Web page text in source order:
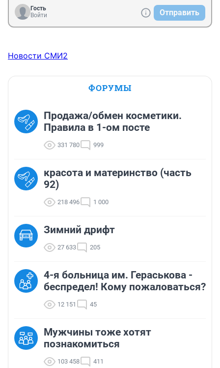
Гость
Войти
Отправить
Новости СМИ2
ФОРУМЫ
Продажа/обмен косметики.
Правила в 1-ом посте
331 780 999
красота и материнство (часть
92)
218 496 1 000
Зимний дрифт
27 633 205
4-я больница им. Гераськова -
беспредел! Кому пожаловаться?
12 151 45
Мужчины тоже хотят
познакомиться
103 458 411